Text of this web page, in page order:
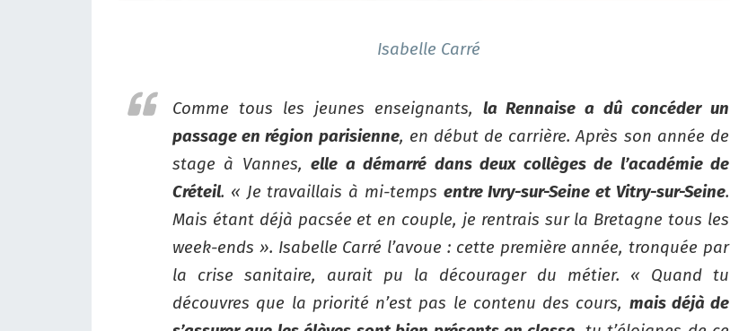
Isabelle Carré
Comme tous les jeunes enseignants, la Rennaise a dû concéder un
passage en région parisienne, en début de carrière. Après son année de
stage à Vannes,elle a démarré dans deux collèges de l’académie de
Créteil. « Je travaillais à mi-temps entre Ivry-sur-Seine et Vitry-sur-Seine.
Mais étant déjà pacsée et en couple, je rentrais sur la Bretagne tous les
week-ends ». Isabelle Carré l’avoue : cette première année, tronquée par
la crise sanitaire, aurait pu la décourager du métier. « Quand tu
découvres que la priorité n’est pas le contenu des cours, mais déjà de